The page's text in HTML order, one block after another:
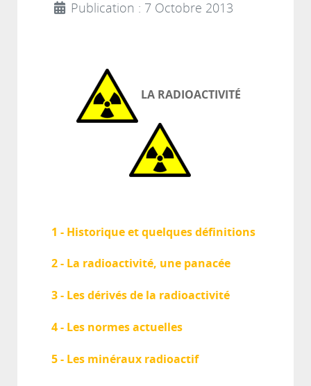
Publication : 7 Octobre 2013
LA RADIOACTIVITÉ
1 - Historique et quelques définitions
2 - La radioactivité, une panacée
3 - Les dérivés de la radioactivité
4 - Les normes actuelles
5 - Les minéraux radioactif